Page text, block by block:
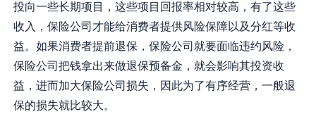
投向一些长期项目，这些项目回报率相对较高，有了这些
收入，保险公司才能给消费者提供风险保障以及分红等收
益。如果消费者提前退保，保险公司就要面临违约风险，
保险公司把钱拿出来做退保预备金，就会影响其投资收
益，进而加大保险公司损失，因此为了有序经营，一般退
保的损失就比较大。